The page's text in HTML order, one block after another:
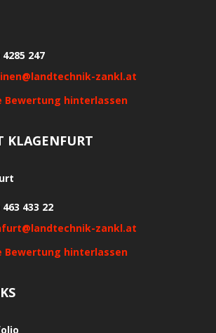
247
zankl.at
Bewertung hinterlassen
KLAGENFURT
433 22
zankl.at
Bewertung hinterlassen